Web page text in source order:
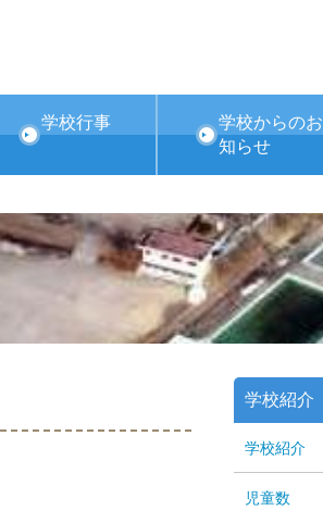
学校行事
学校からのお
知らせ
学校紹介
学校紹介
児童数